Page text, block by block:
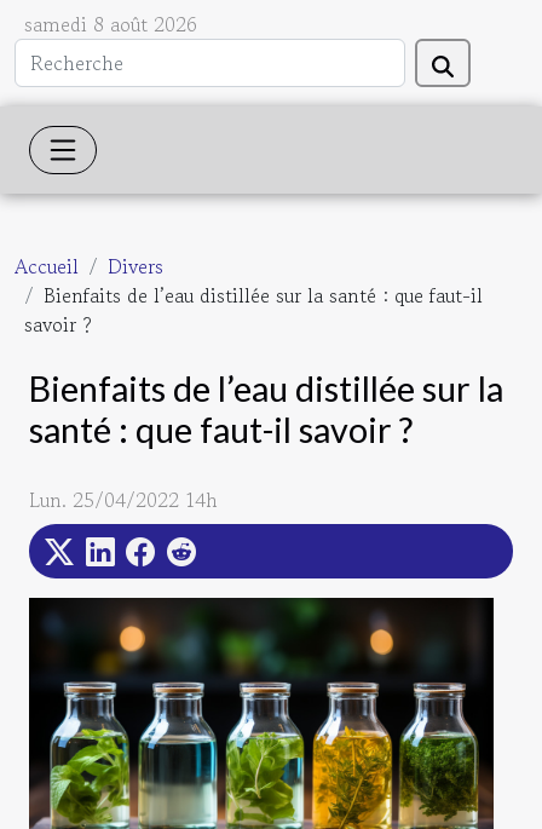
samedi 8 août 2026
Accueil
Divers
Bienfaits de l’eau distillée sur la santé : que faut-il
savoir ?
Bienfaits de l’eau distillée sur la
santé : que faut-il savoir ?
Lun. 25/04/2022 14h